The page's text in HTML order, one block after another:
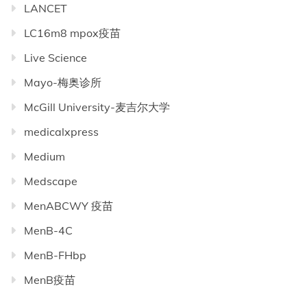
LANCET
LC16m8 mpox疫苗
Live Science
Mayo-梅奥诊所
McGill University-麦吉尔大学
medicalxpress
Medium
Medscape
MenABCWY 疫苗
MenB-4C
MenB-FHbp
MenB疫苗